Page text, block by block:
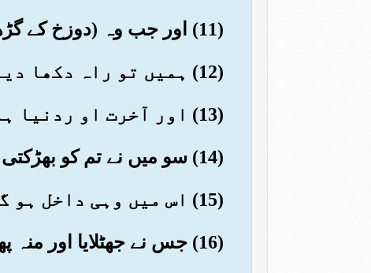
(11) اور جب وہ (دوزخ کے گڑھے میں) گرے گا تو اس کا مال اس کے کچھ کام نہ آئے گا
(12) ہمیں تو راہ دکھا دینا ہے
(13) اور آخرت او ردنیا ہماری ہی چیزیں ہیں
(14) سو میں نے تم کو بھڑکتی آگ سے متنبہ کر دیا
(15) اس میں وہی داخل ہو گا جو بڑا بدبخت ہے
(16) جس نے جھٹلایا اور منہ پھیرا